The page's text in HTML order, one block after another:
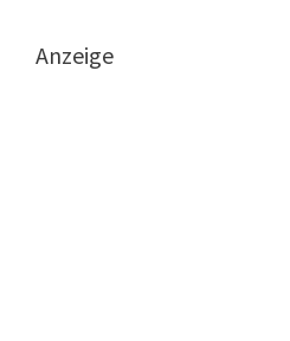
Anzeige